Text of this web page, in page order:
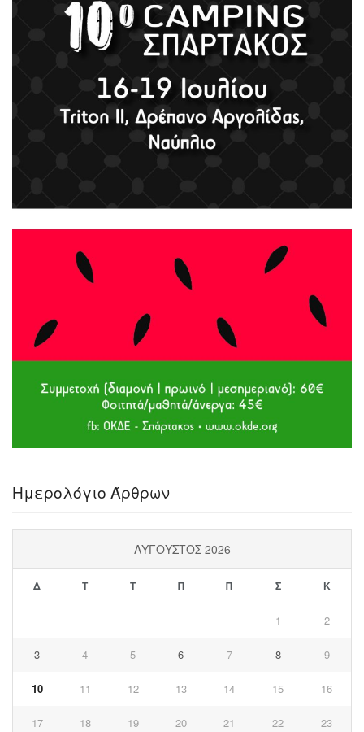
Ημερολόγιο Άρθρων
ΑΎΓΟΥΣΤΟΣ 2026
Δ Τ Τ Π Π Σ Κ
1 2
3 4 5 6 7 8 9
10 11 12 13 14 15 16
17 18 19 20 21 22 23